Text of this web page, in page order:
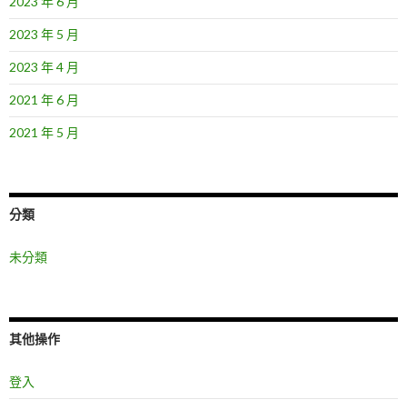
2023 年 5 月
2023 年 4 月
2021 年 6 月
2021 年 5 月
分類
未分類
其他操作
登入